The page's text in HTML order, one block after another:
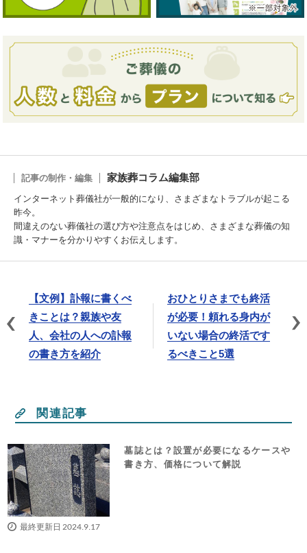
記事の制作・編集 家族葬コラム編集部
インターネット葬儀社が一般的になり、さまざまなトラブルが起こる
昨今。
間違えのない葬儀社の選び方や注意点をはじめ、さまざまな葬儀の知
識・マナーを分かりやすくお伝えします。
【文例】訃報に書くべ
きことは？親族や友
人、会社の人への訃報
の書き方を紹介
おひとりさまでも終活
が必要！頼れる身内が
いない場合の終活です
るべきこと5選
関連記事
墓誌とは？設置が必要になるケースや
書き方、価格について解説
最終更新日 2024.9.17